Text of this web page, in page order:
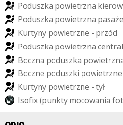
Poduszka powietrzna kierow
Poduszka powietrzna pasaże
Kurtyny powietrzne - przód
Poduszka powietrzna central
Boczna poduszka powietrzn
Boczne poduszki powietrzne
Kurtyny powietrzne - tył
Isofix(punkty mocowania fot